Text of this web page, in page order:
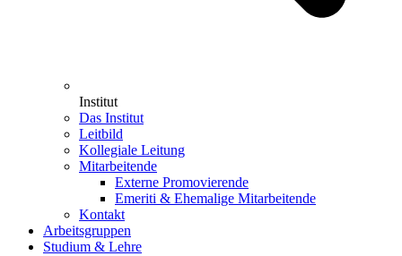
Institut
Das Institut
Leitbild
Kollegiale Leitung
Mitarbeitende
Externe Promovierende
Emeriti & Ehemalige Mitarbeitende
Kontakt
Arbeitsgruppen
Studium & Lehre